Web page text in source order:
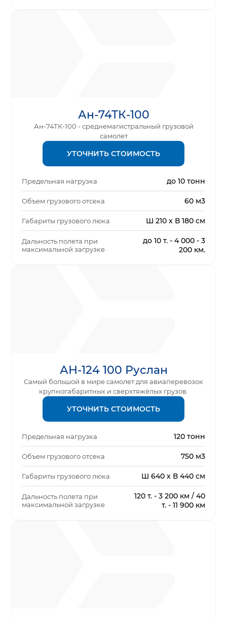
Ан-74ТК-100
Ан-74ТК-100 - среднемагистральный грузовой
самолет
УТОЧНИТЬ СТОИМОСТЬ
Предельная нагрузка до 10 тонн
Объем грузового отсека 60 м3
Габариты грузового люка Ш 210 х В 180 см
Дальность полета при
максимальной загрузке
до 10 т. - 4 000 - 3
200 км.
АН-124 100 Руслан
Самый большой в мире самолет для авиаперевозок
крупногабаритных и сверхтяжёлых грузов.
УТОЧНИТЬ СТОИМОСТЬ
Предельная нагрузка 120 тонн
Объем грузового отсека 750 м3
Габариты грузового люка Ш 640 х В 440 см
Дальность полета при
максимальной загрузке
120 т. - 3 200 км / 40
т. - 11 900 км